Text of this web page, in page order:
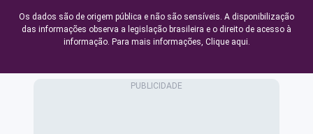
Os dados são de origem pública e não são sensíveis. A disponibilização
das informações observa a legislação brasileira e o direito de acesso à
informação. Para mais informações, Clique aqui.